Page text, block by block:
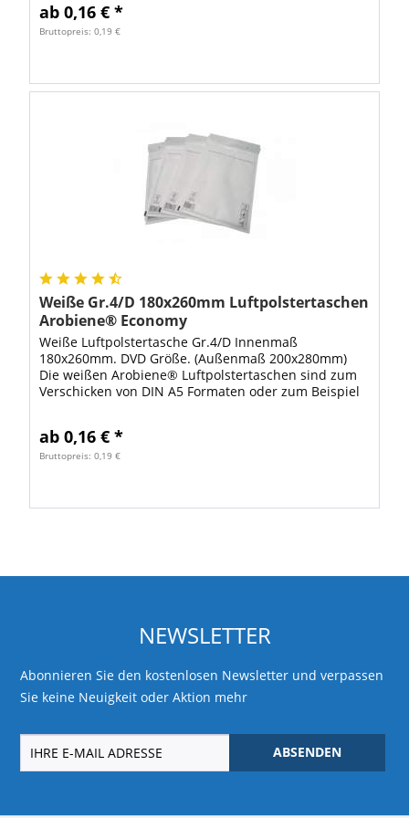
ab 0,16 € *
Bruttopreis: 0,19 €
Weiße Gr.4/D 180x260mm Luftpolstertaschen
Arobiene® Economy
Weiße Luftpolstertasche Gr.4/D Innenmaß
180x260mm. DVD Größe. (Außenmaß 200x280mm)
Die weißen Arobiene® Luftpolstertaschen sind zum
Verschicken von DIN A5 Formaten oder zum Beispiel
ab 0,16 € *
Bruttopreis: 0,19 €
NEWSLETTER
Abonnieren Sie den kostenlosen Newsletter und verpassen
Sie keine Neuigkeit oder Aktion mehr
ABSENDEN